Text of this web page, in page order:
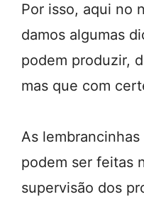
Por isso, aqui no
damos algumas
podem produzir,
mas que com
As lembrancinhas
podem ser feitas
supervisão dos